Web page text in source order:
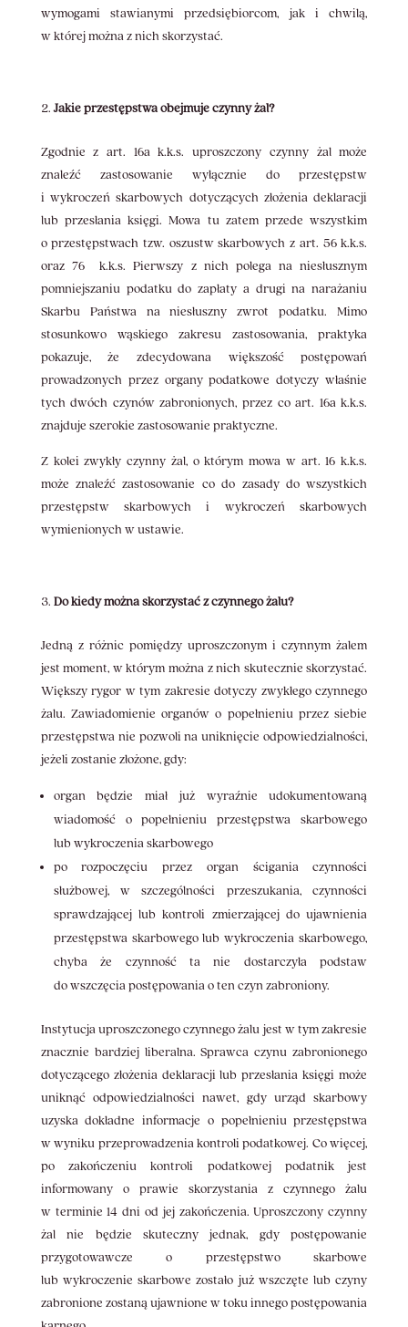
wymogami stawianymi przedsiębiorcom, jak i chwilą,
w której można z nich skorzystać.
Jakie przestępstwa obejmuje czynny żal?
Zgodnie z art. 16a k.k.s. uproszczony czynny żal może
znaleźć zastosowanie wyłącznie do przestępstw
i wykroczeń skarbowych dotyczących złożenia deklaracji
lub przesłania księgi. Mowa tu zatem przede wszystkim
o przestępstwach tzw. oszustw skarbowych z art. 56 k.k.s.
oraz 76 k.k.s. Pierwszy z nich polega na niesłusznym
pomniejszaniu podatku do zapłaty a drugi na narażaniu
Skarbu Państwa na niesłuszny zwrot podatku. Mimo
stosunkowo wąskiego zakresu zastosowania, praktyka
pokazuje, że zdecydowana większość postępowań
prowadzonych przez organy podatkowe dotyczy właśnie
tych dwóch czynów zabronionych, przez co art. 16a k.k.s.
znajduje szerokie zastosowanie praktyczne.
Z kolei zwykły czynny żal, o którym mowa w art. 16 k.k.s.
może znaleźć zastosowanie co do zasady do wszystkich
przestępstw skarbowych i wykroczeń skarbowych
wymienionych w ustawie.
Do kiedy można skorzystać z czynnego żalu?
Jedną z różnic pomiędzy uproszczonym i czynnym żalem
jest moment, w którym można z nich skutecznie skorzystać.
Większy rygor w tym zakresie dotyczy zwykłego czynnego
żalu. Zawiadomienie organów o popełnieniu przez siebie
przestępstwa nie pozwoli na uniknięcie odpowiedzialności,
jeżeli zostanie złożone, gdy:
organ będzie miał już wyraźnie udokumentowaną
wiadomość o popełnieniu przestępstwa skarbowego
lub wykroczenia skarbowego
po rozpoczęciu przez organ ścigania czynności
służbowej, w szczególności przeszukania, czynności
sprawdzającej lub kontroli zmierzającej do ujawnienia
przestępstwa skarbowego lub wykroczenia skarbowego,
chyba że czynność ta nie dostarczyła podstaw
do wszczęcia postępowania o ten czyn zabroniony.
Instytucja uproszczonego czynnego żalu jest w tym zakresie
znacznie bardziej liberalna. Sprawca czynu zabronionego
dotyczącego złożenia deklaracji lub przesłania księgi może
uniknąć odpowiedzialności nawet, gdy urząd skarbowy
uzyska dokładne informacje o popełnieniu przestępstwa
w wyniku przeprowadzenia kontroli podatkowej. Co więcej,
po zakończeniu kontroli podatkowej podatnik jest
informowany o prawie skorzystania z czynnego żalu
w terminie 14 dni od jej zakończenia. Uproszczony czynny
żal nie będzie skuteczny jednak, gdy postępowanie
przygotowawcze o przestępstwo skarbowe
lub wykroczenie skarbowe zostało już wszczęte lub czyny
zabronione zostaną ujawnione w toku innego postępowania